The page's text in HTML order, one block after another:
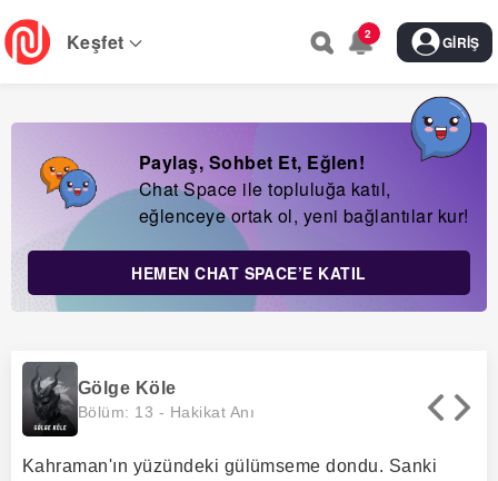
Skip
to
main
Keşfet 2 GIRIŞ
Paylaş, Sohbet Et, Eğlen!
Chat Space ile topluluğa katıl,
eğlenceye ortak ol, yeni bağlantılar kur!
HEMEN CHAT SPACE’E KATIL
Gölge Köle
Bölüm: 13 - Hakikat Anı
Kahraman'ın yüzündeki gülümseme dondu. Sanki